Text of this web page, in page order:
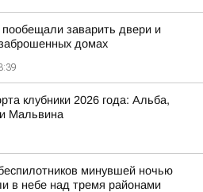
пообещали заварить двери и
домах
клубники 2026 года: Альба,
Мальвина
минувшей ночью
в небе над тремя районами